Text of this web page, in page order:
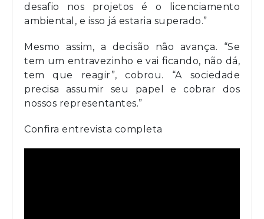
desafio nos projetos é o licenciamento
ambiental, e isso já estaria superado.”
Mesmo assim, a decisão não avança. “Se
tem um entravezinho e vai ficando, não dá,
tem que reagir”, cobrou. “A sociedade
precisa assumir seu papel e cobrar dos
nossos representantes.”
Confira entrevista completa